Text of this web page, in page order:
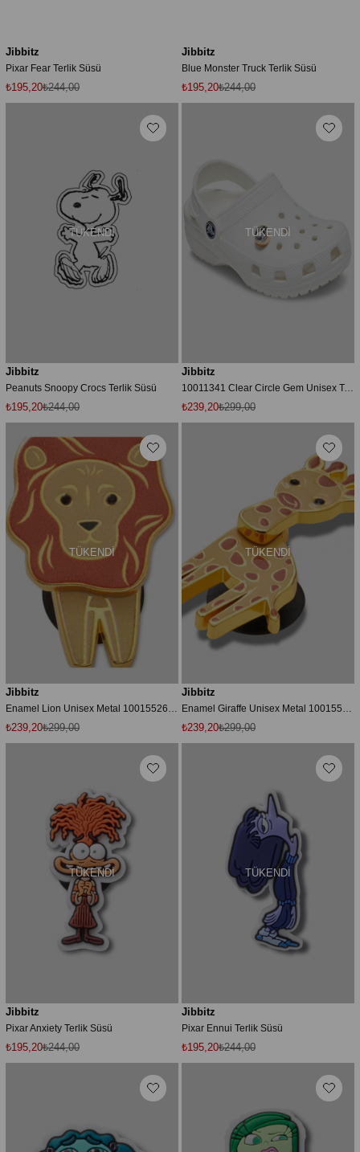
Jibbitz
Pixar Fear Terlik Süsü
₺195,20₺244,00
Jibbitz
Blue Monster Truck Terlik Süsü
₺195,20₺244,00
TÜKENDI
Jibbitz
Peanuts Snoopy Crocs Terlik Süsü
₺195,20₺244,00
TÜKENDI
Jibbitz
10011341 Clear Circle Gem Unisex Terlik Süsü
₺239,20₺299,00
TÜKENDI
Jibbitz
₺239,20₺299,00
TÜKENDI
Jibbitz
₺239,20₺299,00
TÜKENDI
Jibbitz
Pixar Anxiety Terlik Süsü
₺195,20₺244,00
TÜKENDI
Jibbitz
Pixar Ennui Terlik Süsü
₺195,20₺244,00